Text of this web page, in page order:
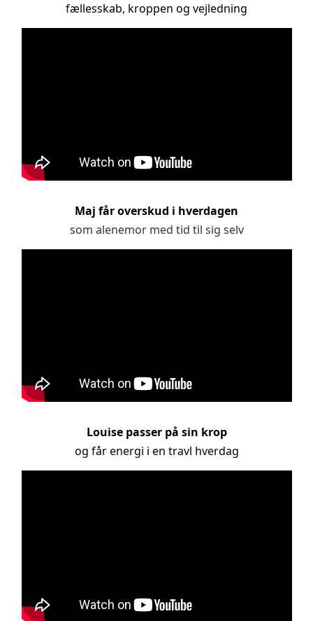
fællesskab, kroppen og vejledning
Maj får overskud i hverdagen
som alenemor med tid til sig selv
Louise passer på sin krop
og får energi i en travl hverdag